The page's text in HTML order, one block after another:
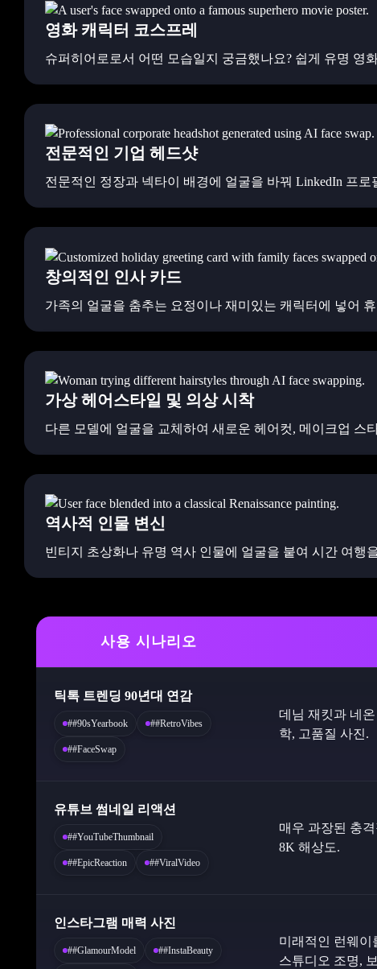
영화 캐릭터 코스프레
슈퍼히어로로서 어떤 모습일지 궁금했나요? 쉽게 유명 영
전문적인 기업 헤드샷
전문적인 정장과 넥타이 배경에 얼굴을 바꿔 LinkedIn 프
창의적인 인사 카드
가족의 얼굴을 춤추는 요정이나 재미있는 캐릭터에 넣어
가상 헤어스타일 및 의상 시착
다른 모델에 얼굴을 교체하여 새로운 헤어컷, 메이크업 스
역사적 인물 변신
빈티지 초상화나 유명 역사 인물에 얼굴을 붙여 시간 여행
사용 시나리오
틱톡 트렌딩 90년대 연감
##90sYearbook ##RetroVibes
##FaceSwap
데님 재킷과 네
학, 고품질 사진.
유튜브 썸네일 리액션
##YouTubeThumbnail
##EpicReaction ##ViralVideo
매우 과장된 충
8K 해상도.
인스타그램 매력 사진
##GlamourModel ##InstaBeauty
미래적인 런웨이
스튜디오 조명,